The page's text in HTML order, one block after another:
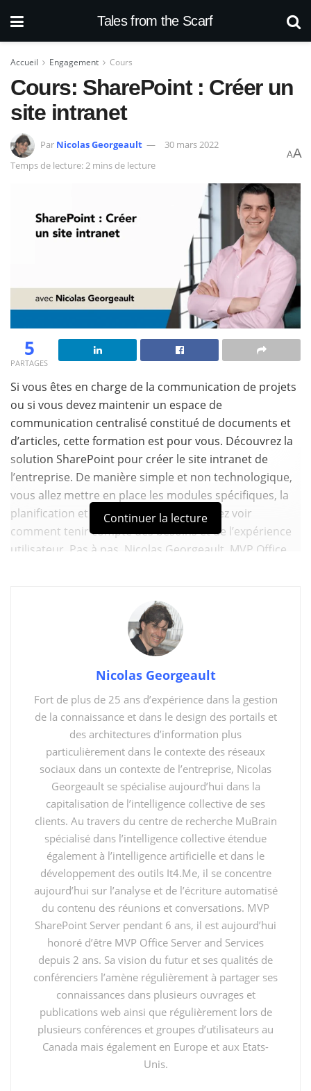
Tales from the Scarf
Accueil Engagement Cours
Cours: SharePoint : Créer un
site intranet
Par Nicolas Georgeault
30 mars 2022
Temps de lecture: 2 mins de lecture
AA
5
PARTAGES
Si vous êtes en charge de la communication de projets
ou si vous devez maintenir un espace de
communication centralisé constitué de documents et
d’articles, cette formation est pour vous. Découvrez la
solution SharePoint pour créer le site intranet de
l’entreprise. De manière simple et non technologique,
vous allez mettre en place les modules spécifiques, la
planification et la gouvernance. Vous allez voir
comment tenir compte des besoins et de l’expérience
utilisateur. Pas à pas, Nicolas Georgeault, MVP Office
utilisateurs en feront leur source d’information de
Bienvenue dans « SharePoint : Créer un site
intranet » fromSharePoint : Créer un site intranet
Nicolas Georgeault
You might also like
La gestion de la connaissance comme infrastructure
critique pour les agents IA
Grand ménage de OneDrive avec Copilot
Rebuild 2025 à Nantes : SharePoint, Copilot et des
agents qui travaillent enfin pour vos documents
Continuer la lecture
Étiquettes: SharePoint
Nicolas Georgeault
Fort de plus de 25 ans d’expérience dans la gestion
de la connaissance et dans le design des portails et
des architectures d’information plus
particulièrement dans le contexte des réseaux
sociaux dans un contexte de l’entreprise, Nicolas
Georgeault se spécialise aujourd’hui dans la
capitalisation de l’intelligence collective de ses
clients. Au travers du centre de recherche MuBrain
spécialisé dans l’intelligence collective étendue
également à l’intelligence artificielle et dans le
développement des outils It4.Me, il se concentre
aujourd’hui sur l’analyse et de l’écriture automatisé
du contenu des réunions et conversations. MVP
SharePoint Server pendant 6 ans, il est aujourd’hui
honoré d’être MVP Office Server and Services
depuis 2 ans. Sa vision du futur et ses qualités de
conférenciers l’amène régulièrement à partager ses
connaissances dans plusieurs ouvrages et
publications web ainsi que régulièrement lors de
plusieurs conférences et groupes d’utilisateurs au
Canada mais également en Europe et aux Etats-
Unis.